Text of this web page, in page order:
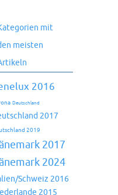
mit
meisten
2016
Deutschland
2017
2019
2017
2024
Schweiz 2016
2015